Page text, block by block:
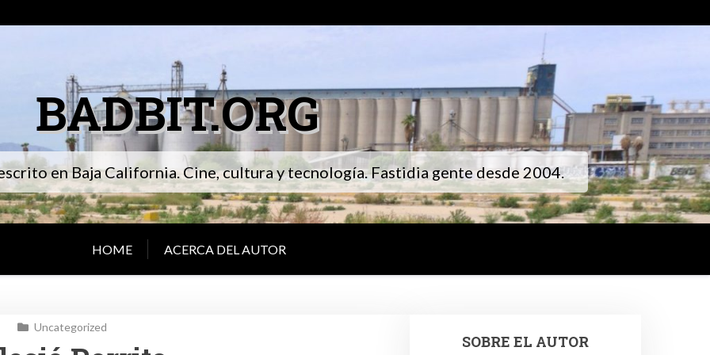
BADBIT.ORG
en Baja California. Cine, cultura y tecnología. Fastidia gente desde 2004.
HOME ACERCA DEL AUTOR
Uncategorized
SOBRE EL AUTOR